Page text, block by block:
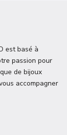
est basé à
passion pour
de bijoux
accompagner